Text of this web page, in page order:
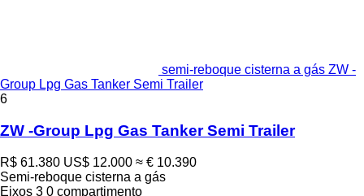
semi-reboque cisterna a gás ZW -
Group Lpg Gas Tanker Semi Trailer
6
ZW -Group Lpg Gas Tanker Semi Trailer
R$ 61.380 US$ 12.000 ≈ € 10.390
Semi-reboque cisterna a gás
Eixos 3 0 compartimento